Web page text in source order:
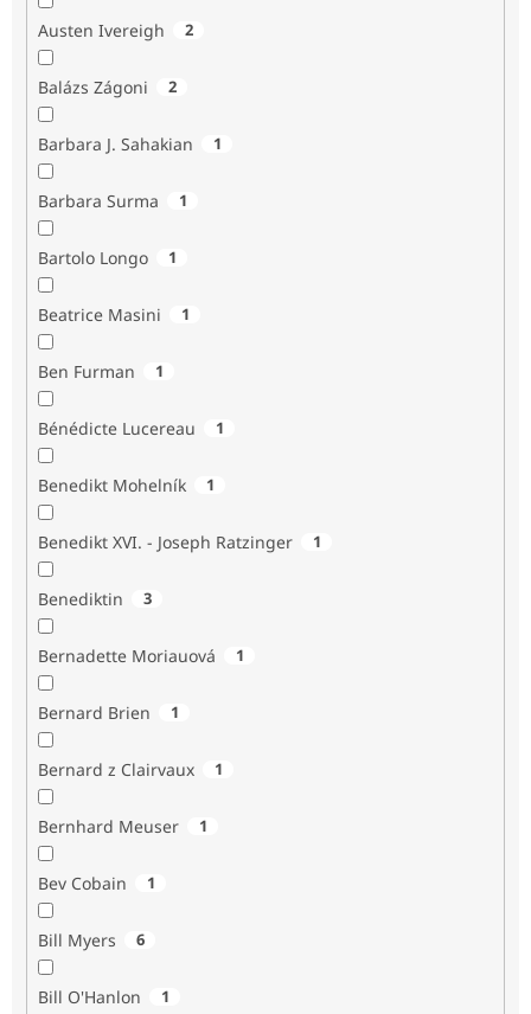
Austen Ivereigh 2
Balázs Zágoni 2
Barbara J. Sahakian 1
Barbara Surma 1
Bartolo Longo 1
Beatrice Masini 1
Ben Furman 1
Bénédicte Lucereau 1
Benedikt Mohelník 1
Benedikt XVI. - Joseph Ratzinger 1
Benediktin 3
Bernadette Moriauová 1
Bernard Brien 1
Bernard z Clairvaux 1
Bernhard Meuser 1
Bev Cobain 1
Bill Myers 6
Bill O'Hanlon 1